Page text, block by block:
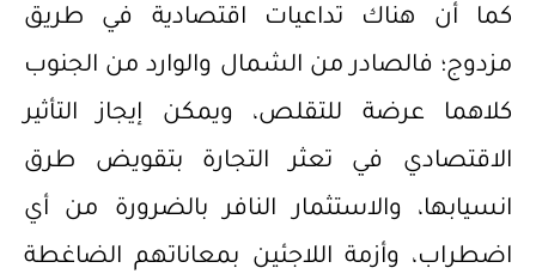
كما أن هناك تداعيات اقتصادية في طريق
مزدوج؛ فالصادر من الشمال والوارد من الجنوب
كلاهما عرضة للتقلص، ويمكن إيجاز التأثير
الاقتصادي في تعثر التجارة بتقويض طرق
انسيابها، والاستثمار النافر بالضرورة من أي
اضطراب، وأزمة اللاجئين بمعاناتهم الضاغطة